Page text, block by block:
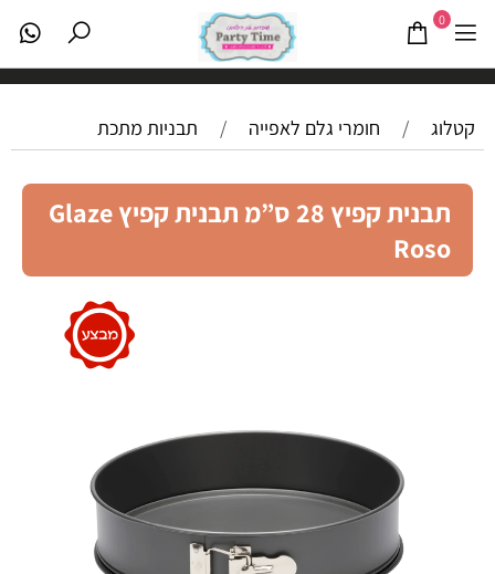
0
קטלוג / חומרי גלם לאפייה / תבניות מתכת
תבנית קפיץ 28 ס”מ תבנית קפיץ Glaze
Roso